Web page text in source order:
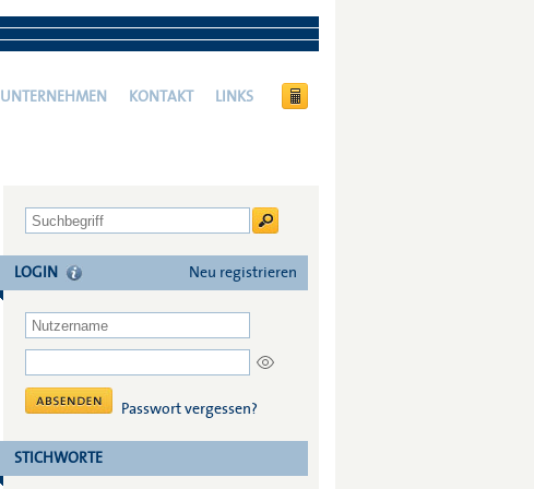
UNTERNEHMEN KONTAKT LINKS
LOGIN Neu registrieren
Passwort vergessen?
STICHWORTE